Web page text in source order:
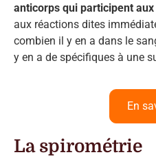
anticorps qui participent
aux réactions dites
combien il y en a dans le
y en a de spécifiques à une
En
La spirométrie